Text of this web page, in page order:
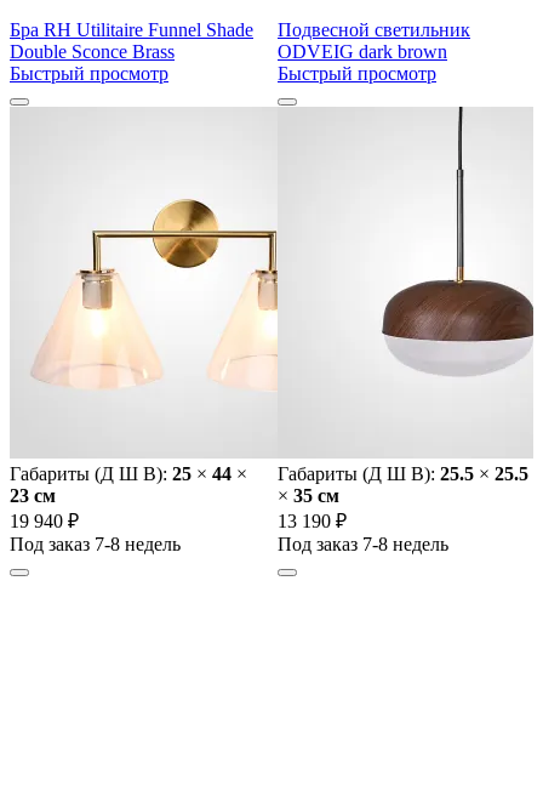
Бра RH Utilitaire Funnel Shade
Double Sconce Brass
Быстрый просмотр
Габариты (Д Ш В): 25 × 44 ×
23 cм
19 940 ₽
Под заказ 7-8 недель
Подвесной светильник
ODVEIG dark brown
Быстрый просмотр
Габариты (Д Ш В): 25.5 × 25.5
× 35 cм
13 190 ₽
Под заказ 7-8 недель